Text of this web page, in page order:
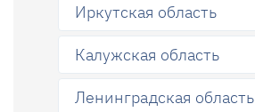
Иркутская область
Калужская область
Ленинградская область